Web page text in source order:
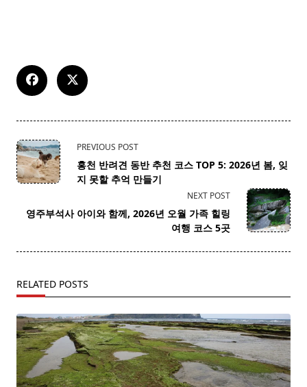
<span
class="nav-
subtitle
reader-
PREVIOUS POST
홍천 반려견 동반 추천 코스 TOP 5: 2026년 봄, 잊
지 못할 추억 만들기
NEXT POST
영주부석사 아이와 함께, 2026년 오월 가족 힐링
여행 코스 5곳
RELATED POSTS